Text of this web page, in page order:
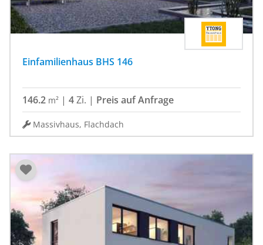
Einfamilienhaus BHS 146
146.2 m² | 4Zi. | Preis auf Anfrage
Massivhaus, Flachdach